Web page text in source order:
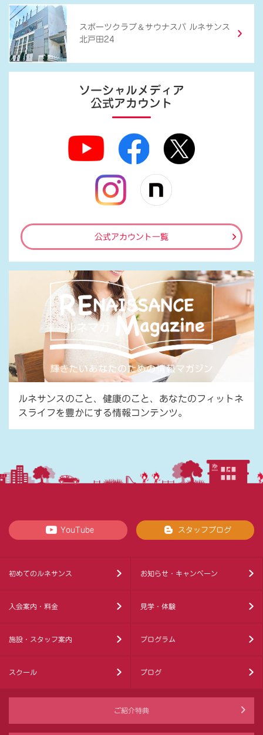
スポーツクラブ ＆ サウナスパ ルネサンス
北戸田24
ソーシャルメディア
公式アカウント
公式アカウント一覧
ルネサンスのこと、健康のこと、あなたのフィットネ
スライフを豊かにする情報コンテンツ。
YouTube スタッフブログ
初めてのルネサンス お知らせ・キャンペーン
入会案内・料金 見学・体験
施設・スタッフ案内 プログラム
スクール ブログ
ご紹介特典